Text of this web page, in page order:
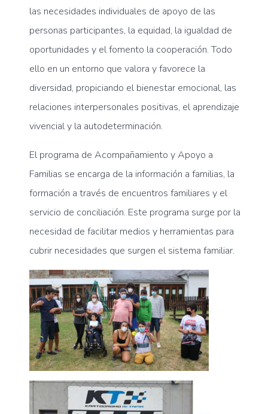
las necesidades individuales de apoyo de las
personas participantes, la equidad, la igualdad de
oportunidades y el fomento la cooperación. Todo
ello en un entorno que valora y favorece la
diversidad, propiciando el bienestar emocional, las
relaciones interpersonales positivas, el aprendizaje
vivencial y la autodeterminación.
El programa de Acompañamiento y Apoyo a
Familias se encarga de la información a familias, la
formación a través de encuentros familiares y el
servicio de conciliación. Este programa surge por la
necesidad de facilitar medios y herramientas para
cubrir necesidades que surgen el sistema familiar.